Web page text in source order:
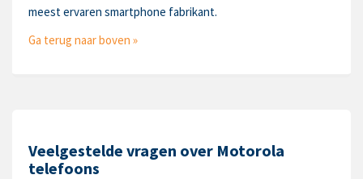
meest ervaren smartphone fabrikant.
Ga terug naar boven »
Veelgestelde vragen over Motorola
telefoons